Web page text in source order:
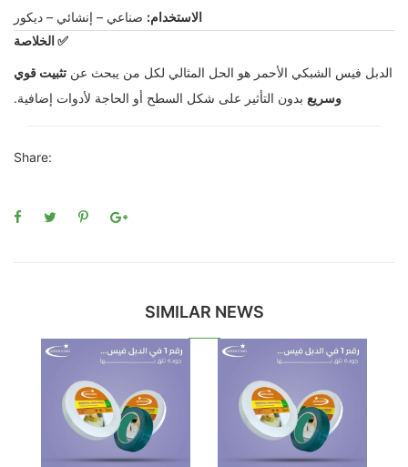
الاستخدام: صناعي – إنشائي – ديكور
✅ الخلاصة
الدبل فيس الشبكي الأحمر هو الحل المثالي لكل من يبحث عن تثبيت قوي
وسريع بدون التأثير على شكل السطح أو الحاجة لأدوات إضافية.
Share:
SIMILAR NEWS